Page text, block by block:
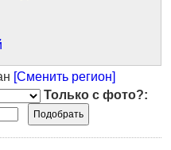
[Сменить регион]
Только с фото?: